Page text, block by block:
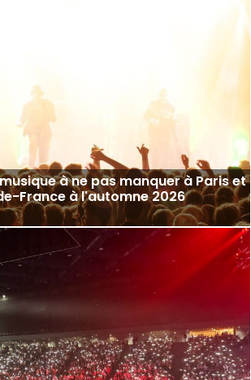
à ne pas manquer à Paris et
France à l'automne 2026